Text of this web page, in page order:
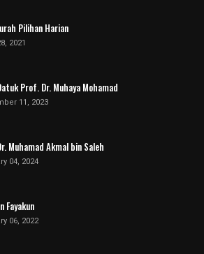
Pilihan Harian
2021
Prof. Dr. Muhaya Mohamad
11, 2023
Muhamad Akmal bin Saleh
04, 2024
Fayakun
06, 2022